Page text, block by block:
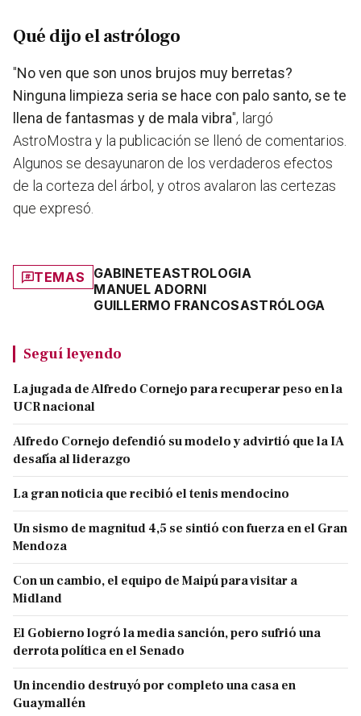
Qué dijo el astrólogo
"No ven que son unos brujos muy berretas?
Ninguna limpieza seria se hace con palo santo, se te
llena de fantasmas y de mala vibra", largó
AstroMostra y la publicación se llenó de comentarios.
Algunos se desayunaron de los verdaderos efectos
de la corteza del árbol, y otros avalaron las certezas
que expresó.
TEMAS GABINETEASTROLOGIA
MANUEL ADORNI
GUILLERMO FRANCOSASTRÓLOGA
Seguí leyendo
La jugada de Alfredo Cornejo para recuperar peso en la
UCR nacional
Alfredo Cornejo defendió su modelo y advirtió que la IA
desafía al liderazgo
La gran noticia que recibió el tenis mendocino
Un sismo de magnitud 4,5 se sintió con fuerza en el Gran
Mendoza
Con un cambio, el equipo de Maipú para visitar a
Midland
El Gobierno logró la media sanción, pero sufrió una
derrota política en el Senado
Un incendio destruyó por completo una casa en
Guaymallén